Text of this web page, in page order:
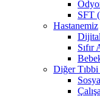
SFT
Hastanemiz
Sıfır
Diğer